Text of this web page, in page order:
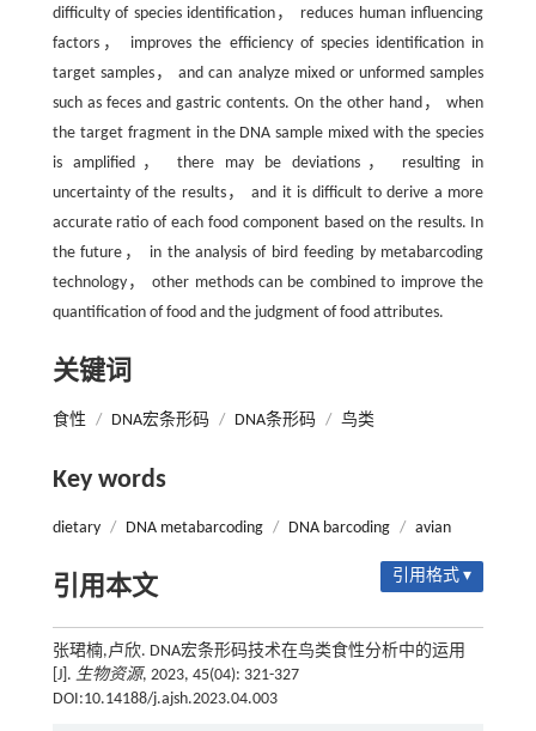
difficulty of species identification， reduces human influencing
factors， improves the efficiency of species identification in
target samples， and can analyze mixed or unformed samples
such as feces and gastric contents. On the other hand， when
the target fragment in the DNA sample mixed with the species
is amplified， there may be deviations， resulting in
uncertainty of the results， and it is difficult to derive a more
accurate ratio of each food component based on the results. In
the future， in the analysis of bird feeding by metabarcoding
technology， other methods can be combined to improve the
quantification of food and the judgment of food attributes.
关键词
食性 / DNA宏条形码 / DNA条形码 / 鸟类
Key words
dietary / DNA metabarcoding / DNA barcoding / avian
引用本文 引用格式 ▾
张珺楠,卢欣. DNA宏条形码技术在鸟类食性分析中的运用
[J]. 生物资源, 2023, 45(04): 321-327
DOI:10.14188/j.ajsh.2023.04.003